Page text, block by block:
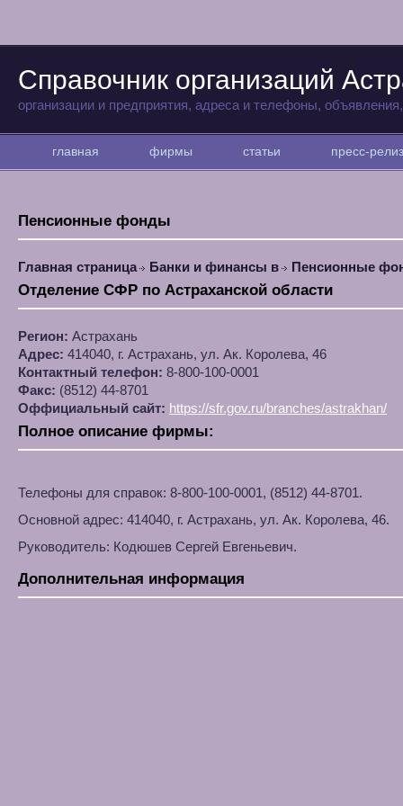
Справочник организаций
организации и предприятия, адреса и телефоны,
главная фирмы статьи пресс-
Пенсионные фонды
Главная страница Банки и финансы в Пенсионные
Отделение СФР по Астраханской области
Регион: Астрахань
Адрес: 414040, г. Астрахань, ул. Ак. Королева, 46
Контактный телефон: 8-800-100-0001
Факс: (8512) 44-8701
Оффициальный сайт: https://sfr.gov.ru/branches/astrakhan/
Полное описание фирмы:
Телефоны для справок: 8-800-100-0001, (8512) 44-8701.
Основной адрес: 414040, г. Астрахань, ул. Ак. Королева, 46.
Руководитель: Кодюшев Сергей Евгеньевич.
Дополнительная информация